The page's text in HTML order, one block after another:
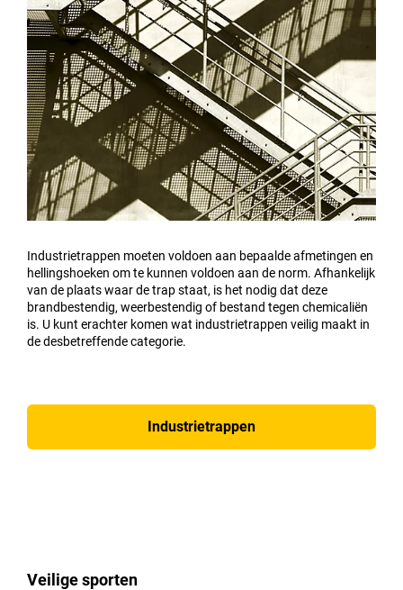
Industrietrappen moeten voldoen aan bepaalde afmetingen en
hellingshoeken om te kunnen voldoen aan de norm. Afhankelijk
van de plaats waar de trap staat, is het nodig dat deze
brandbestendig, weerbestendig of bestand tegen chemicaliën
is. U kunt erachter komen wat industrietrappen veilig maakt in
de desbetreffende categorie.
Industrietrappen
Veilige sporten